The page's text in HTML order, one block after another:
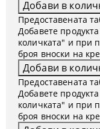
Предоставената
Добавете
количката" и при
броя вноски на
Предоставената
Добавете
количката" и при
броя вноски на